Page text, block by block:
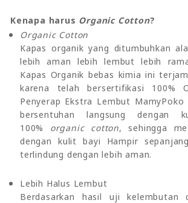
Kenapa harus Organic Cotton?
Organic Cotton
Kapas organik yang ditumbuhkan
lebih aman lebih lembut lebih
Kapas Organik bebas kimia ini
karena telah bersertifikasi 100%
Penyerap Ekstra Lembut
bersentuhan langsung dengan
100% organic cotton, sehingga
dengan kulit bayi Hampir
terlindung dengan lebih aman.
Lebih Halus Lembut
Berdasarkan hasil uji kelembutan